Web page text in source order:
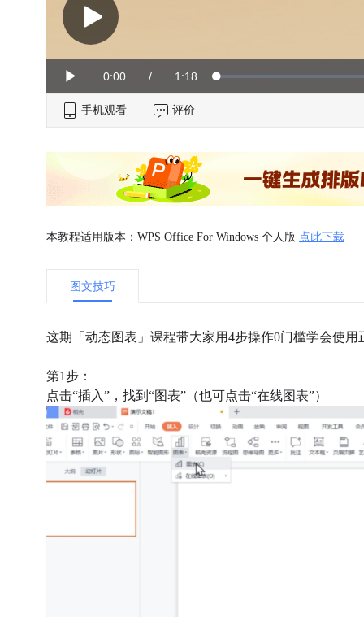
Play Current
Time
0:00 / Duration
1:18 Loaded:
0%
手机观看 评价
本教程适用版本：WPS Office For Windows 个人版 点此下载
图文技巧
这期「动态图表」课程带大家用4步操作0门槛学会使用
第1步：
点击“插入”，找到“图表”（也可点击“在线图表”）